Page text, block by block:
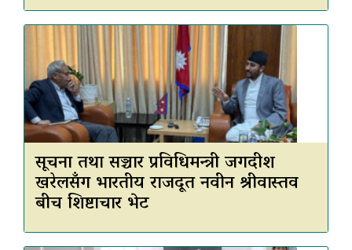
सूचना तथा सञ्चार प्रविधिमन्त्री जगदीश
खरेलसँग भारतीय राजदूत नवीन श्रीवास्तव
बीच शिष्टाचार भेट